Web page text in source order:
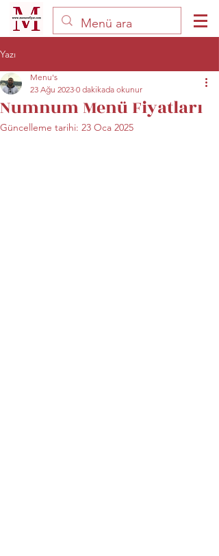
Yazı
Numnum Menü Fiyatları
Menu's
23 Ağu 2023 0 dakikada okunur
Güncelleme tarihi: 23 Oca 2025